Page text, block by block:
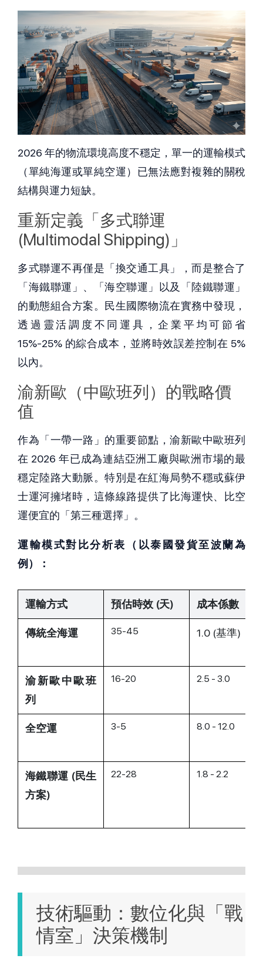
2026 年的物流環境高度不穩定，單一的運輸模式
（單純海運或單純空運）已無法應對複雜的關稅
結構與運力短缺。
重新定義「多式聯運
(Multimodal Shipping)」
多式聯運不再僅是「換交通工具」，而是整合了
「海鐵聯運」、「海空聯運」以及「陸鐵聯運」
的動態組合方案。民生國際物流在實務中發現，
透過靈活調度不同運具，企業平均可節省
15%-25% 的綜合成本，並將時效誤差控制在 5%
以內。
渝新歐（中歐班列）的戰略價
值
作為「一帶一路」的重要節點，渝新歐中歐班列
在 2026 年已成為連結亞洲工廠與歐洲市場的最
穩定陸路大動脈。特別是在紅海局勢不穩或蘇伊
士運河擁堵時，這條線路提供了比海運快、比空
運便宜的「第三種選擇」。
運輸模式對比分析表（以泰國發貨至波蘭為
例）：
運輸方式 預估時效 (天) 成本係數
傳統全海運 35-45 1.0 (基準)
渝新歐中歐班
列
16-20 2.5 - 3.0
全空運 3-5 8.0 - 12.0
海鐵聯運 (民生
方案)
22-28 1.8 - 2.2
技術驅動：數位化與「戰
情室」決策機制